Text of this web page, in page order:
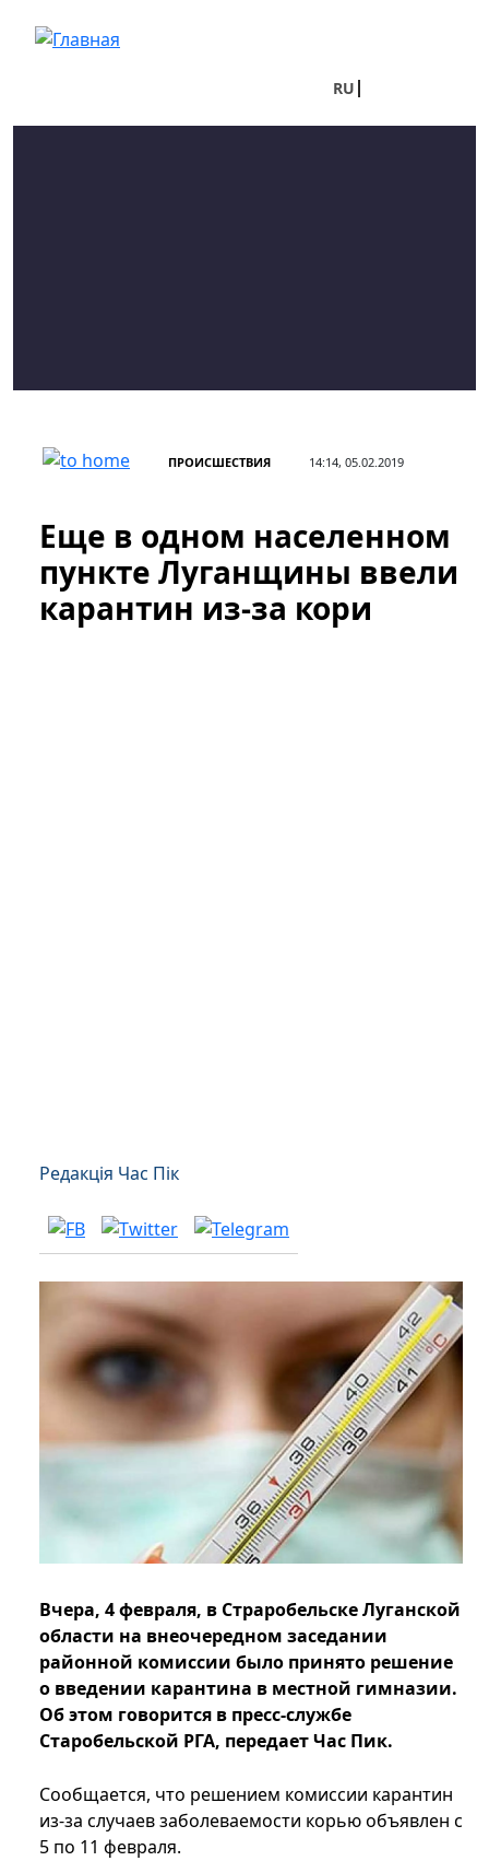
RU
ПРОИСШЕСТВИЯ 14:14, 05.02.2019
Еще в одном населенном
пункте Луганщины ввели
карантин из-за кори
Редакція Час Пік
Вчера, 4 февраля, в Страробельске Луганской
области на внеочередном заседании
районной комиссии было принято решение
о введении карантина в местной гимназии.
Об этом говорится в пресс-службе
Старобельской РГА, передает Час Пик.
Сообщается, что решением комиссии карантин
из-за случаев заболеваемости корью объявлен с
5 по 11 февраля.